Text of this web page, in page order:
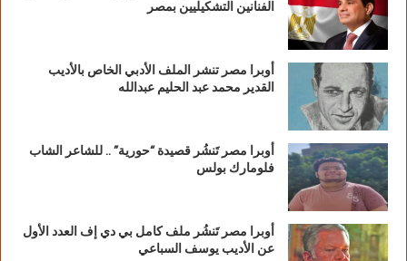
الفنانين التشكيليين بمصر
أوبرا مصر تنشر الملف الأدبي الخاص بالأديب
القدير محمد عبد الحليم عبدالله
أوبرا مصر تَنشُر قصيدة “حورية” .. للشاعر الشاب
فلومارك بولس
أوبرا مصر تَنشُر ملف كامل بي دي إف العدد الأول
عن الأديب يوسف السباعي